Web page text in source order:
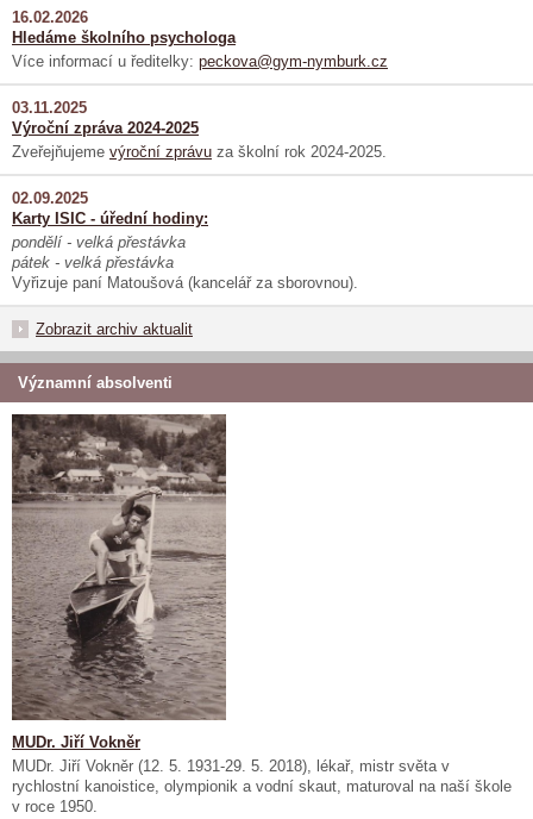
16.02.2026
Hledáme školního psychologa
Více informací u ředitelky: peckova@gym-nymburk.cz
03.11.2025
Výroční zpráva 2024-2025
Zveřejňujeme výroční zprávu za školní rok 2024-2025.
02.09.2025
Karty ISIC - úřední hodiny:
pondělí - velká přestávka
pátek - velká přestávka
Vyřizuje paní Matoušová (kancelář za sborovnou).
Zobrazit archiv aktualit
Významní absolventi
MUDr. Jiří Vokněr
MUDr. Jiří Vokněr (12. 5. 1931-29. 5. 2018), lékař, mistr světa v
rychlostní kanoistice, olympionik a vodní skaut, maturoval na naší škole
v roce 1950.